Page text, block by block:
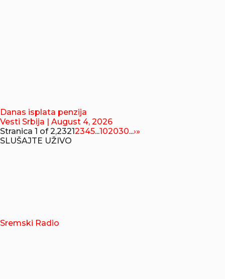
Danas isplata penzija
Vesti Srbija | August 4, 2026
Stranica 1 of 2,23212345...102030...›»
SLUŠAJTE UŽIVO
Sremski Radio